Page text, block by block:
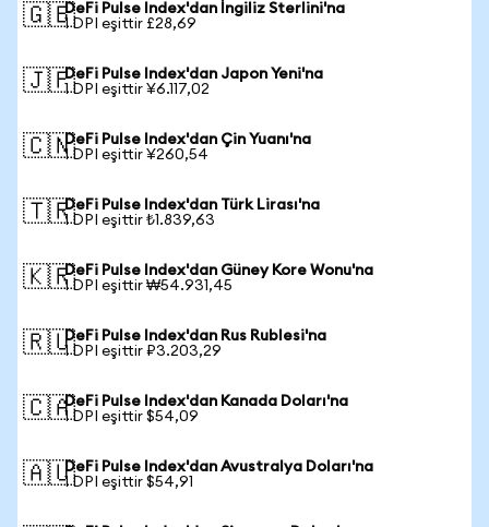
🇬🇧DeFi Pulse Index'dan İngiliz Sterlini'na
1 DPI eşittir £28,69
🇯🇵DeFi Pulse Index'dan Japon Yeni'na
1 DPI eşittir ¥6.117,02
🇨🇳DeFi Pulse Index'dan Çin Yuanı'na
1 DPI eşittir ¥260,54
🇹🇷DeFi Pulse Index'dan Türk Lirası'na
1 DPI eşittir ₺1.839,63
🇰🇷DeFi Pulse Index'dan Güney Kore Wonu'na
1 DPI eşittir ₩54.931,45
🇷🇺DeFi Pulse Index'dan Rus Rublesi'na
1 DPI eşittir ₽3.203,29
🇨🇦DeFi Pulse Index'dan Kanada Doları'na
1 DPI eşittir $54,09
🇦🇺DeFi Pulse Index'dan Avustralya Doları'na
1 DPI eşittir $54,91